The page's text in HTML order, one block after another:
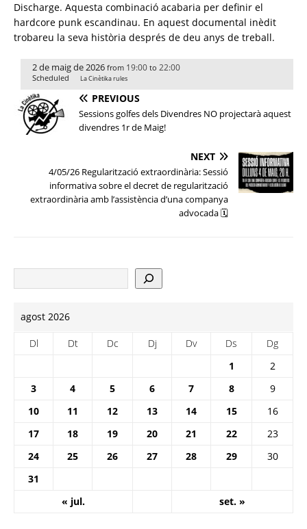
Discharge. Aquesta combinació acabaria per definir el
hardcore punk escandinau. En aquest documental inèdit
trobareu la seva història després de deu anys de treball.
2 de maig de 2026 from 19:00 to 22:00
Scheduled La Cinètika rules
PREVIOUS
Sessions golfes dels Divendres NO projectarà aquest
divendres 1r de Maig!
NEXT
4/05/26 Regularització extraordinària: Sessió
informativa sobre el decret de regularització
extraordinària amb l’assistència d’una companya
advocada 🗓
agost 2026
Dl Dt Dc Dj Dv Ds
Dg
1
2
3
4 5 6 7 8
9
10
11 12 13 14 15
16
17
18 19 20 21 22
23
24
25 26 27 28 29
30
31
« jul.
set. »